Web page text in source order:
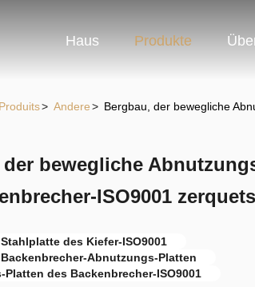
Haus Produkte
Produits> Andere> Bergbau, der bewegliche
bewegliche
ISO9001
des Kiefer-ISO9001
Abnutzungs-Platten
des Backenbrecher-ISO9001